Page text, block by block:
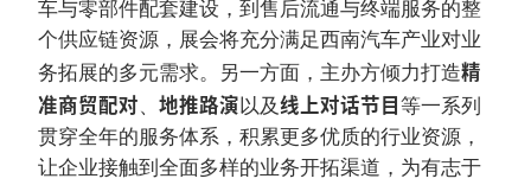
车与零部件配套建设，到售后流通与终端服务的整
个供应链资源，展会将充分满足西南汽车产业对业
务拓展的多元需求。另一方面，主办方倾力打造精
准商贸配对、 地推路演以及线上对话节目等一系列
贯穿全年的服务体系，积累更多优质的行业资源，
让企业接触到全面多样的业务开拓渠道，为有志于